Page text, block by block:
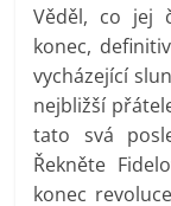
Věděl, co jej
konec,
vycházející
nejbližší
tato svá
Řekněte
konec